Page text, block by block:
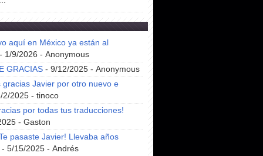
aquí en México ya están al
1/9/2026 - Anonymous
GRACIAS - 9/12/2025 - Anonymous
gracias Javier por otro nuevo e
2025 - tinoco
por todas tus traducciones!
- Gaston
pasaste Javier! Llevaba años
- 5/15/2025 - Andrés